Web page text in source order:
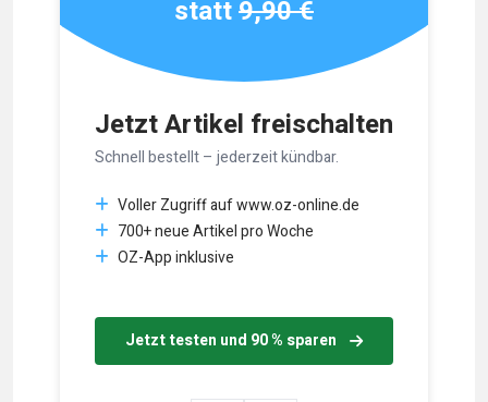
Jetzt Artikel freischalten
Schnell bestellt – jederzeit kündbar.
Voller Zugriff auf www.oz-online.de
700+ neue Artikel pro Woche
OZ-App inklusive
Jetzt testen und 90 % sparen
statt9,90 €